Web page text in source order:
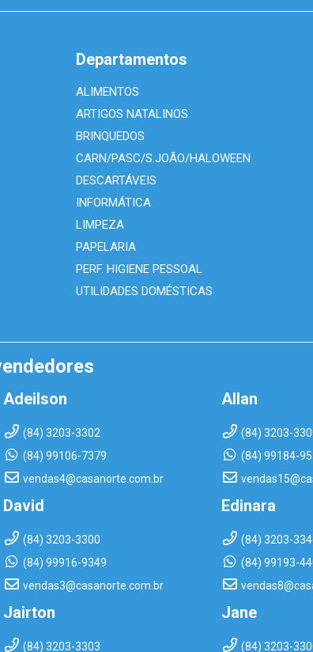
Departamentos
ALIMENTOS
ARTIGOS NATALINOS
BRINQUEDOS
CARN/PASC/S.JOÃO/HALOWEEN
DESCARTÁVEIS
INFORMÁTICA
LIMPEZA
PAPELARIA
PERF. HIGIENE PESSOAL
UTILIDADES DOMÉSTICAS
Adeilson
(84) 3203-3302
(84) 99106-7379
vendas4@casanorte.com.br
Allan
(84) 3203-
(84) 99184-
David
(84) 3203-3300
(84) 99916-9349
vendas3@casanorte.com.br
Edinara
(84) 3203-
(84) 99193-
Jairton
(84) 3203-3303
Jane
(84) 3203-